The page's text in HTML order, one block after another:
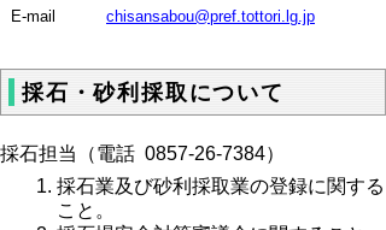
E-mail chisansabou@pref.tottori.lg.jp
採石・砂利採取について
採石担当（電話 0857-26-7384）
採石業及び砂利採取業の登録に関する
こと。